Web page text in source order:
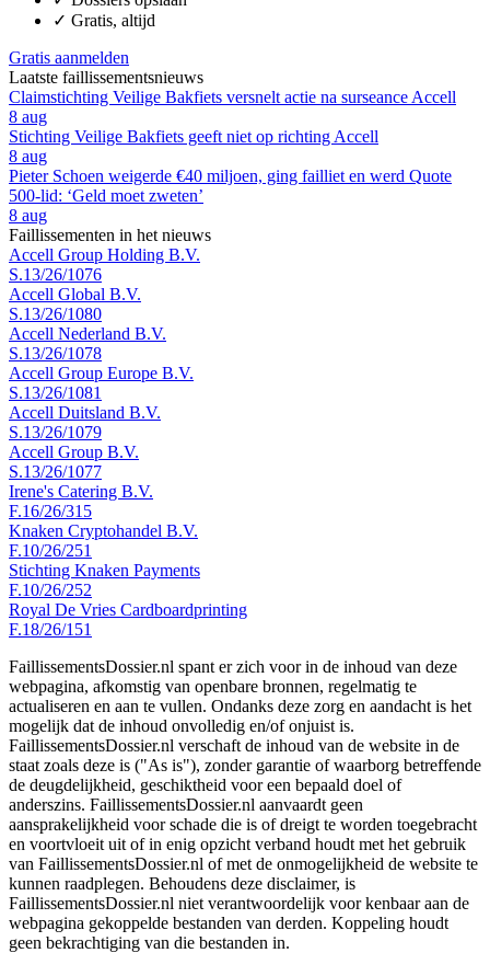
✓ Gratis, altijd
Gratis aanmelden
Laatste faillissementsnieuws
Claimstichting Veilige Bakfiets versnelt actie na surseance Accell
8 aug
Stichting Veilige Bakfiets geeft niet op richting Accell
8 aug
Pieter Schoen weigerde €40 miljoen, ging failliet en werd Quote
500-lid: ‘Geld moet zweten’
8 aug
Faillissementen in het nieuws
Accell Group Holding B.V.
S.13/26/1076
Accell Global B.V.
S.13/26/1080
Accell Nederland B.V.
S.13/26/1078
Accell Group Europe B.V.
S.13/26/1081
Accell Duitsland B.V.
S.13/26/1079
Accell Group B.V.
S.13/26/1077
Irene's Catering B.V.
F.16/26/315
Knaken Cryptohandel B.V.
F.10/26/251
Stichting Knaken Payments
F.10/26/252
Royal De Vries Cardboardprinting
F.18/26/151
FaillissementsDossier.nl spant er zich voor in de inhoud van deze
webpagina, afkomstig van openbare bronnen, regelmatig te
actualiseren en aan te vullen. Ondanks deze zorg en aandacht is het
mogelijk dat de inhoud onvolledig en/of onjuist is.
FaillissementsDossier.nl verschaft de inhoud van de website in de
staat zoals deze is ("As is"), zonder garantie of waarborg betreffende
de deugdelijkheid, geschiktheid voor een bepaald doel of
anderszins. FaillissementsDossier.nl aanvaardt geen
aansprakelijkheid voor schade die is of dreigt te worden toegebracht
en voortvloeit uit of in enig opzicht verband houdt met het gebruik
van FaillissementsDossier.nl of met de onmogelijkheid de website te
kunnen raadplegen. Behoudens deze disclaimer, is
FaillissementsDossier.nl niet verantwoordelijk voor kenbaar aan de
webpagina gekoppelde bestanden van derden. Koppeling houdt
geen bekrachtiging van die bestanden in.